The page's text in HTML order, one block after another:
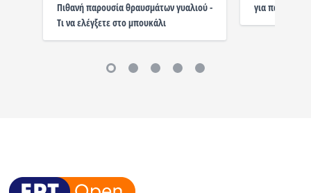
Πιθανή παρουσία θραυσμάτων γυαλιού -
Τι να ελέγξετε στο μπουκάλι
για παιδιά